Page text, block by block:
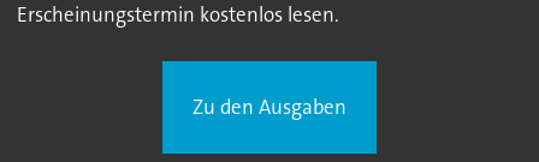
Erscheinungstermin kostenlos lesen.
Zu den Ausgaben